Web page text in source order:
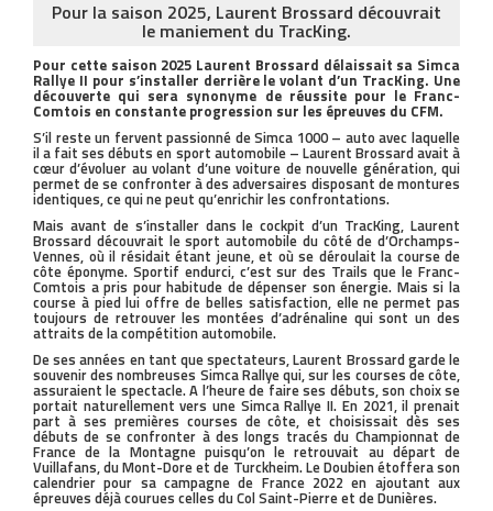
Pour la saison 2025, Laurent Brossard découvrait
le maniement du TracKing.
Pour cette saison 2025 Laurent Brossard délaissait sa Simca
Rallye II pour s’installer derrière le volant d’un TracKing. Une
découverte qui sera synonyme de réussite pour le Franc-
Comtois en constante progression sur les épreuves du CFM.
S’il reste un fervent passionné de Simca 1000 – auto avec laquelle
il a fait ses débuts en sport automobile – Laurent Brossard avait à
cœur d’évoluer au volant d’une voiture de nouvelle génération, qui
permet de se confronter à des adversaires disposant de montures
identiques, ce qui ne peut qu’enrichir les confrontations.
Mais avant de s’installer dans le cockpit d’un TracKing, Laurent
Brossard découvrait le sport automobile du côté de d’Orchamps-
Vennes, où il résidait étant jeune, et où se déroulait la course de
côte éponyme. Sportif endurci, c’est sur des Trails que le Franc-
Comtois a pris pour habitude de dépenser son énergie. Mais si la
course à pied lui offre de belles satisfaction, elle ne permet pas
toujours de retrouver les montées d’adrénaline qui sont un des
attraits de la compétition automobile.
De ses années en tant que spectateurs, Laurent Brossard garde le
souvenir des nombreuses Simca Rallye qui, sur les courses de côte,
assuraient le spectacle. A l’heure de faire ses débuts, son choix se
portait naturellement vers une Simca Rallye II. En 2021, il prenait
part à ses premières courses de côte, et choisissait dès ses
débuts de se confronter à des longs tracés du Championnat de
France de la Montagne puisqu’on le retrouvait au départ de
Vuillafans, du Mont-Dore et de Turckheim. Le Doubien étoffera son
calendrier pour sa campagne de France 2022 en ajoutant aux
épreuves déjà courues celles du Col Saint-Pierre et de Dunières.